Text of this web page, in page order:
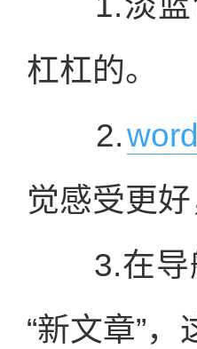
杠杠的。
2.
觉感受更
3.在导航
“新文章”